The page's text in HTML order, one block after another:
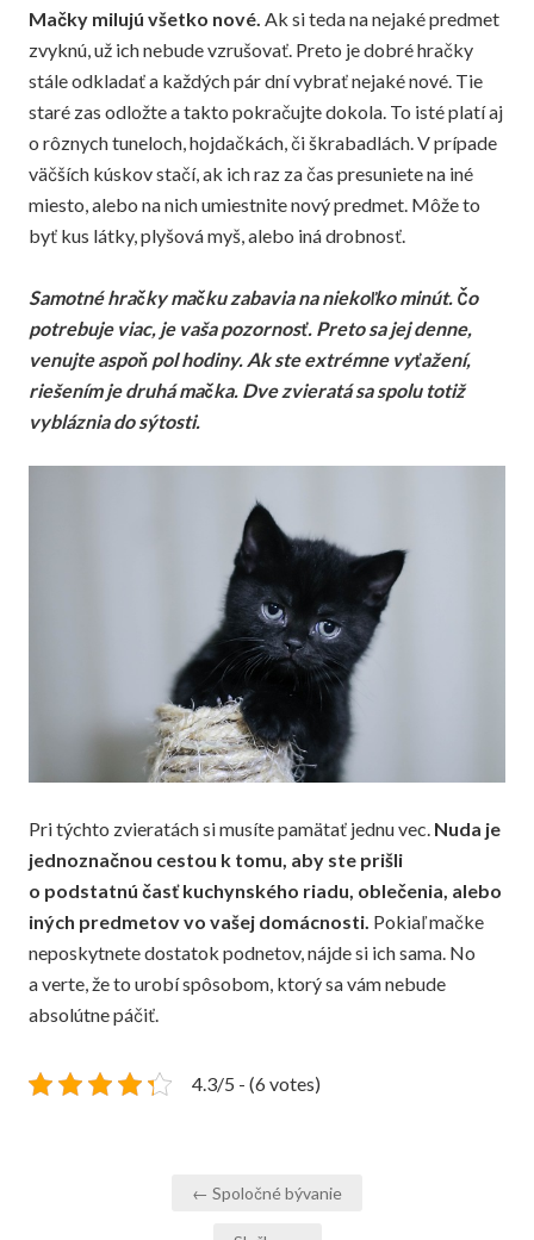
Mačky milujú všetko nové. Ak si teda na nejaké predmet
zvyknú, už ich nebude vzrušovať. Preto je dobré hračky
stále odkladať a každých pár dní vybrať nejaké nové. Tie
staré zas odložte a takto pokračujte dokola. To isté platí aj
o rôznych tuneloch, hojdačkách, či škrabadlách. V prípade
väčších kúskov stačí, ak ich raz za čas presuniete na iné
miesto, alebo na nich umiestnite nový predmet. Môže to
byť kus látky, plyšová myš, alebo iná drobnosť.
Samotné hračky mačku zabavia na niekoľko minút. Čo
potrebuje viac, je vaša pozornosť. Preto sa jej denne,
venujte aspoň pol hodiny. Ak ste extrémne vyťažení,
riešením je druhá mačka. Dve zvieratá sa spolu totiž
vybláznia do sýtosti.
Pri týchto zvieratách si musíte pamätať jednu vec. Nuda je
jednoznačnou cestou k tomu, aby ste prišli
o podstatnú časť kuchynského riadu, oblečenia, alebo
iných predmetov vo vašej domácnosti. Pokiaľ mačke
neposkytnete dostatok podnetov, nájde si ich sama. No
a verte, že to urobí spôsobom, ktorý sa vám nebude
absolútne páčiť.
4.3/5 - (6 votes)
← Spoločné bývanie